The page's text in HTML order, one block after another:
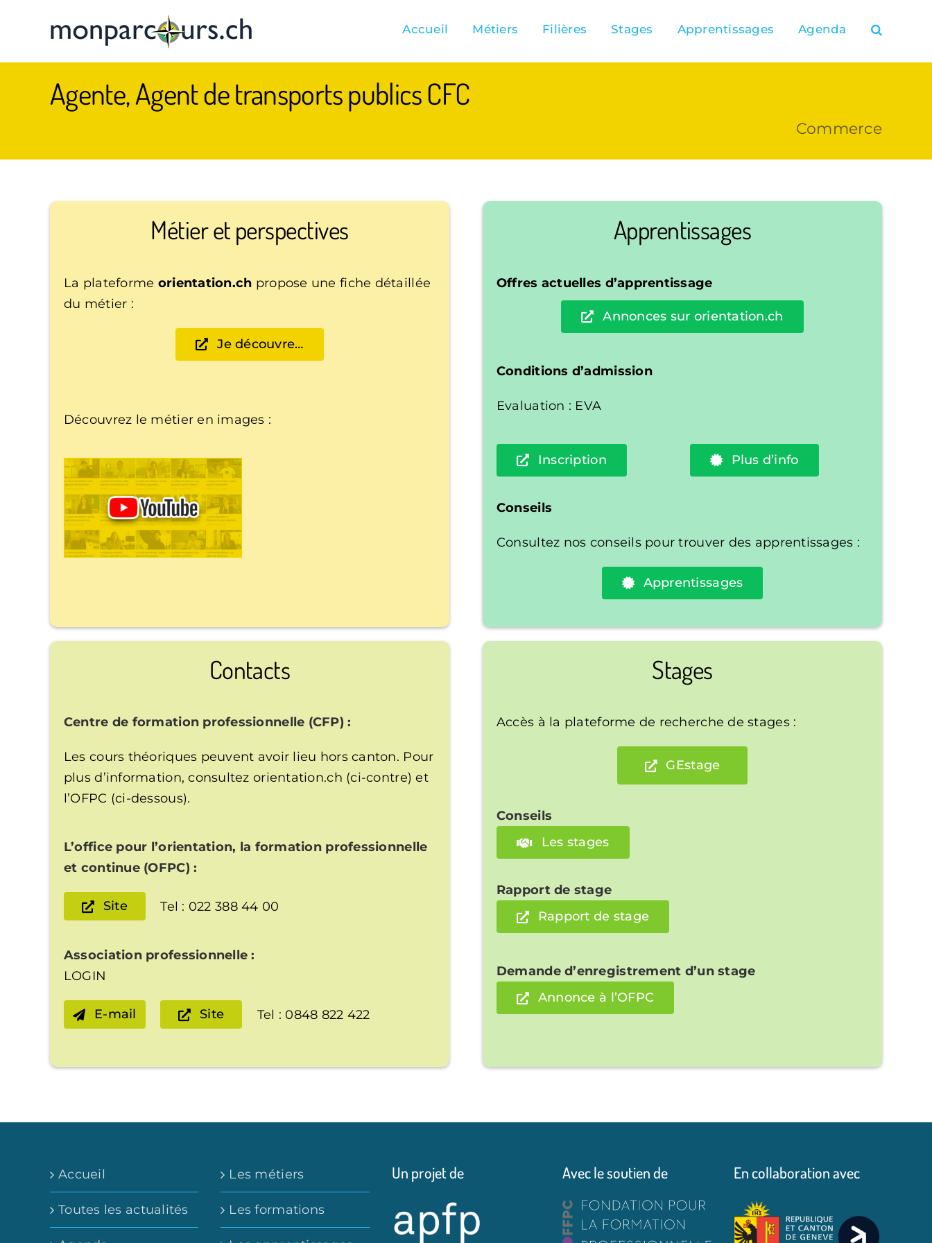
Accueil Métiers Filières Stages Apprentissages Agenda
Agente, Agent de transports publics CFC
Commerce
Métier et perspectives
La plateforme orientation.ch propose une fiche détaillée
du métier :
Je découvre…
Découvrez le métier en images :
Apprentissages
Offres actuelles d’apprentissage
Annonces sur orientation.ch
Conditions d’admission
Evaluation : EVA
Inscription Plus d’info
Conseils
Consultez nos conseils pour trouver des apprentissages :
Apprentissages
Contacts
Centre de formation professionnelle (CFP) :
Les cours théoriques peuvent avoir lieu hors canton. Pour
plus d’information, consultez orientation.ch (ci-contre) et
l’OFPC (ci-dessous).
L’office pour l’orientation, la formation professionnelle
et continue (OFPC) :
Site Tel : 022 388 44 00
Association professionnelle :
LOGIN
E-mail Site Tel : 0848 822 422
Stages
Accès à la plateforme de recherche de stages :
GEstage
Conseils
Les stages
Rapport de stage
Rapport de stage
Demande d’enregistrement d’un stage
Annonce à l’OFPC
Accueil
Toutes les actualités
Les métiers
Les formations
Un projet de Avec le soutien de En collaboration avec